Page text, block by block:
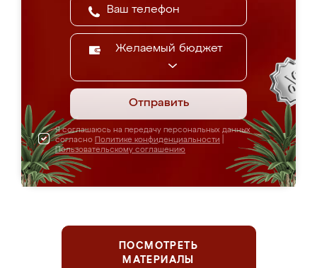
Желаемый бюджет
Отправить
Я соглашаюсь на передачу персональных данных
согласно Политике конфиденциальности
Пользовательскому соглашению
ПОСМОТРЕТЬ
МАТЕРИАЛЫ